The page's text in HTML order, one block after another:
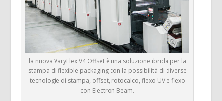
la nuova VaryFlex V4 Offset è una soluzione ibrida per la
stampa di flexible packaging con la possibilità di diverse
tecnologie di stampa, offset, rotocalco, flexo UV e flexo
con Electron Beam.